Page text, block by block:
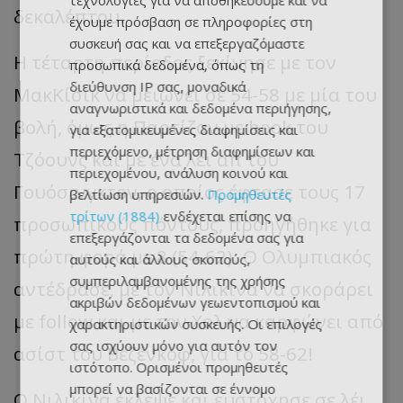
δεκαλέπτου.
Η τέταρτη περίοδος ξεκίνησε με τον
ΜακΚίσικ να μειώνει σε 54-58 με μία του
βολή, όμως η Παρτίζαν με hook του
Τζόουνς και με ένα λέι απ του
Γουόσινγκτον, ο οποίος έφτασε τους 17
προσωπικούς πόντους, προηγήθηκε για
πρώτη φορά με 8 (54-62). Ο Ολυμπιακός
αντέδρασε, με τον Νιλικίνα να σκοράρει
με follow και με τον Χολ να καρφώνει από
ασίστ του Βεζένκοφ, για το 58-62!
έχουμε πρόσβαση σε πληροφορίες στη
συσκευή σας και να επεξεργαζόμαστε
προσωπικά δεδομένα, όπως τη
διεύθυνση IP σας, μοναδικά
αναγνωριστικά και δεδομένα περιήγησης,
για εξατομικευμένες διαφημίσεις και
περιεχόμενο, μέτρηση διαφημίσεων και
περιεχομένου, ανάλυση κοινού και
βελτίωση υπηρεσιών.Προμηθευτές
τρίτων (1884)ενδέχεται επίσης να
επεξεργάζονται τα δεδομένα σας για
αυτούς και άλλους σκοπούς,
συμπεριλαμβανομένης της χρήσης
ακριβών δεδομένων γεωεντοπισμού και
χαρακτηριστικών συσκευής. Οι επιλογές
σας ισχύουν μόνο για αυτόν τον
ιστότοπο. Ορισμένοι προμηθευτές
μπορεί να βασίζονται σε έννομο